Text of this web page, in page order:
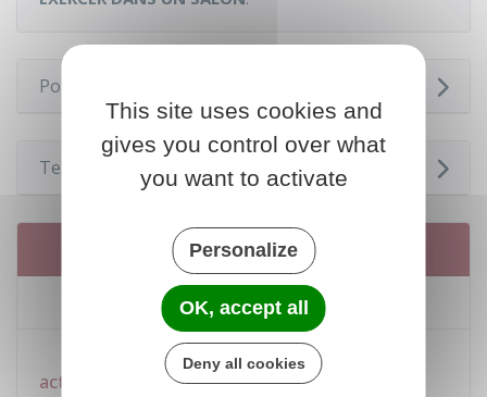
Pour en savoir plus
Textes de référence
Services en ligne et formulaires
Guichet des formalités des entreprises
Déclaration préalable pour l'exercice d'une
activité commerciale ou artisanale ambulante
This site uses cookies and
gives you control over what
you want to activate
Personalize
OK, accept all
Deny all cookies